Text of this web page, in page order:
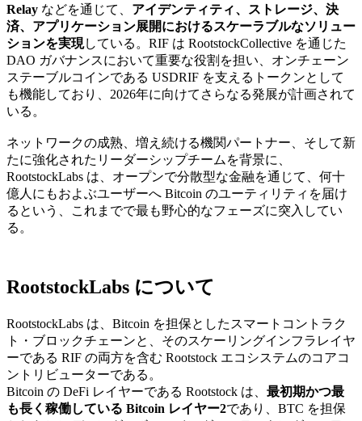
Relay などを通じて、 アイデンティティ、ストレージ、決
済、アプリケーション展開におけるスケーラブルなソリュー
ションを実現している。RIF は RootstockCollective を通じた
DAO ガバナンスにおいて重要な役割を担い、オンチェーン
ステーブルコインである USDRIF を支えるトークンとして
も機能しており、2026年に向けてさらなる発展が計画されて
いる。
ネットワークの成熟、増え続ける機関パートナー、そして新
たに強化されたリーダーシップチームを背景に、
RootstockLabs は、オープンで分散型な金融を通じて、何十
億人にもおよぶユーザーへ Bitcoin のユーティリティを届け
るという、これまでで最も野心的なフェーズに突入してい
る。
RootstockLabs について
RootstockLabs は、Bitcoin を担保としたスマートコントラク
ト・ブロックチェーンと、そのスケーリングインフラレイヤ
ーである RIF の両方を含む Rootstock エコシステムのコアコ
ントリビューターである。
Bitcoin の DeFi レイヤーである Rootstock は、 最初期かつ最
も長く稼働している Bitcoin レイヤー2であり、BTC を担保